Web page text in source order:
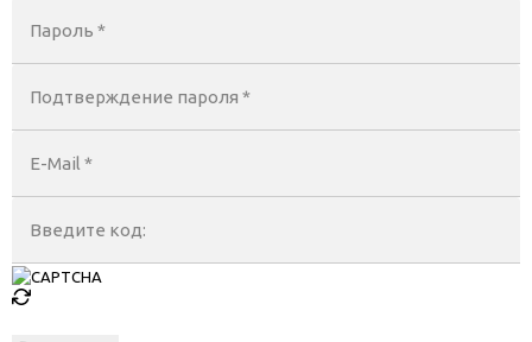
Пароль *
Подтверждение пароля *
E-Mail *
Введите код: